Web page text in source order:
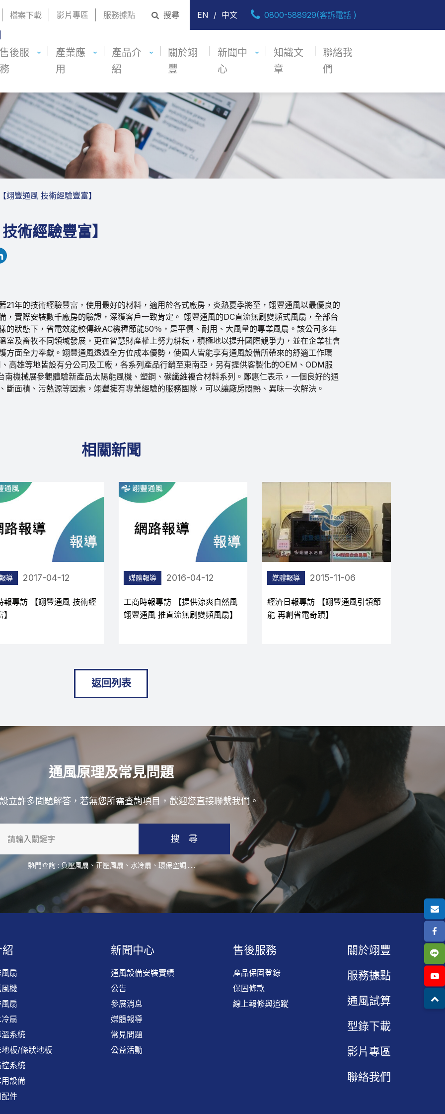
檔案下載 影片專區 服務據點 搜尋 EN / 中文 0800-588929(客訴電話 )
售後服
務
產業應
用
產品介
紹
關於翊
豐
新聞中
心
知識文
章
聯絡我
們
翊豐通風 技術經驗豐富】
術經驗豐富】
21年的技術經驗豐富，使用最好的材料，適用於各式廠房，炎熱夏季將至，翊豐通風以最優良的
，實際安裝數千廠房的驗證，深獲客戶一致肯定。 翊豐通風的DC直流無刷變頻式風扇，全部台
的狀態下，省電效能較傳統AC機種節能50％，是平價、耐用、大風量的專業風扇。該公司多年
室及畜牧不同領域發展，更在智慧財產權上努力耕耘，積極地以提升國際競爭力，並在企業社會
方面全力奉獻。翊豐通風透過全方位成本優勢，使國人皆能享有通風設備所帶來的舒適工作環
高雄等地皆設有分公司及工廠，各系列產品行銷至東南亞，另有提供客製化的OEM、ODM服
機械展參觀體驗新產品太陽能風機、塑鋼、碳纖維複合材料系列。鄭惠仁表示，一個良好的通
斷面積、污熱源等因素，翊豐擁有專業經驗的服務團隊，可以讓廠房悶熱、異味一次解決。
相關新聞
導 2017-04-12
報專訪 【翊豐通風 技術經
媒體報導 2016-04-12
工商時報專訪 【提供涼爽自然風
翊豐通風 推直流無刷變頻風扇】
媒體報導 2015-11-06
經濟日報專訪 【翊豐通風引領節
能 再創省電奇蹟】
返回列表
通風原理及常見問題
立許多問題解答，若無您所需查詢項目，歡迎您直接聯繫我們。
搜 尋
熱門查詢 :負壓風扇 、正壓風扇 、 水冷扇 、環保空調......
扇
機
扇
扇
系統
板/條狀地板
系統
設備
件
新聞中心
通風設備安裝實績
公告
參展消息
媒體報導
常見問題
公益活動
售後服務
產品保固登錄
保固條款
線上報修與追蹤
關於翊豐
服務據點
通風試算
型錄下載
影片專區
聯絡我們